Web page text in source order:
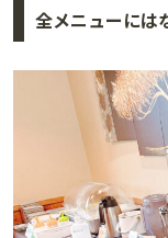
全メニューに